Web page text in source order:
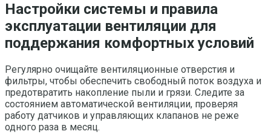
Настройки системы и правила
эксплуатации вентиляции для
поддержания комфортных условий
Регулярно очищайте вентиляционные отверстия и
фильтры, чтобы обеспечить свободный поток воздуха и
предотвратить накопление пыли и грязи. Следите за
состоянием автоматической вентиляции, проверяя
работу датчиков и управляющих клапанов не реже
одного раза в месяц.